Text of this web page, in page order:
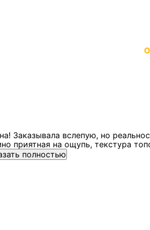
Заказывала вслепую, но
приятная на ощупь, текстура
полностью